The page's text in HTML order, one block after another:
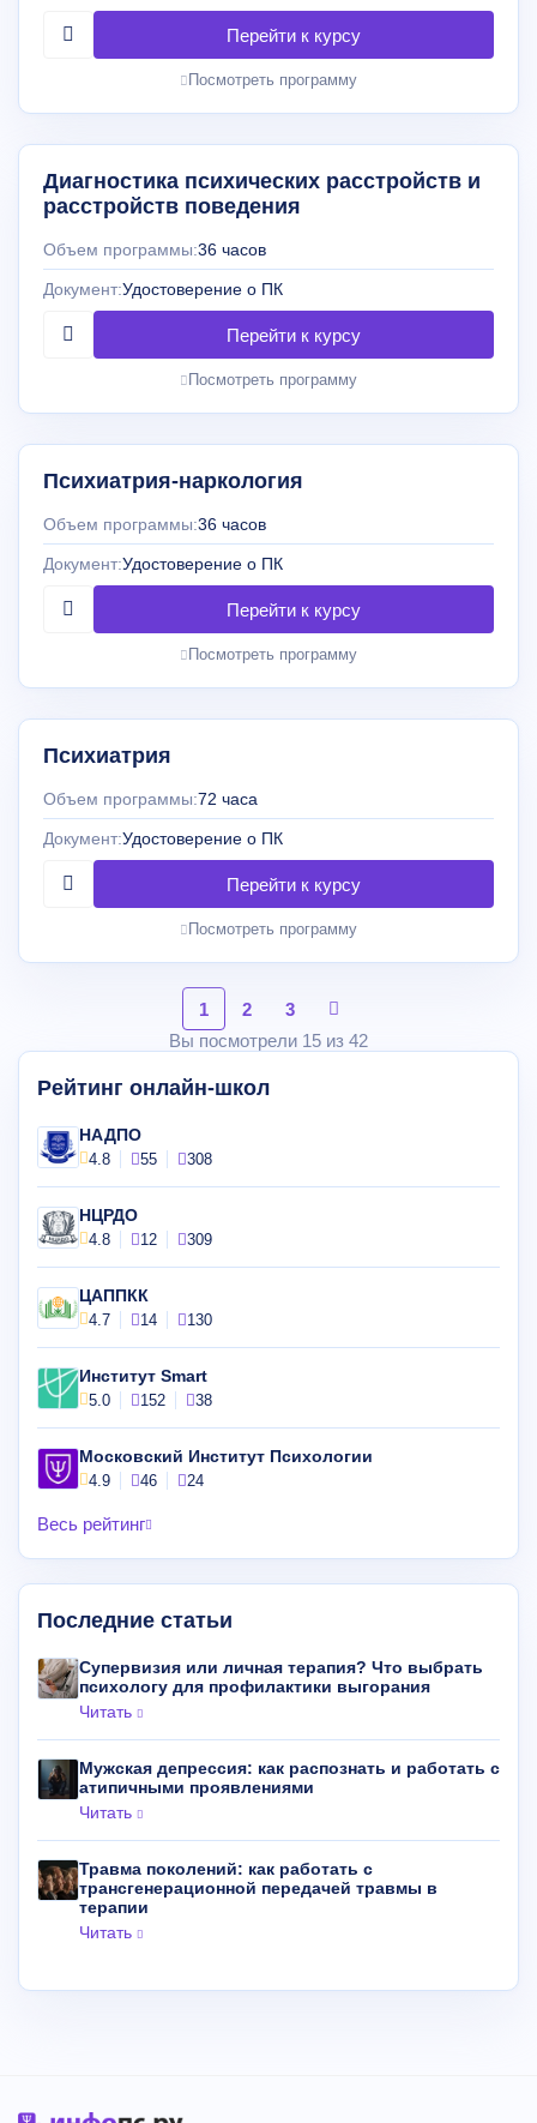
Посмотреть программу
Диагностика психических расстройств и
расстройств поведения
Объем программы:36 часов
Документ:Удостоверение о ПК
Посмотреть программу
Психиатрия-наркология
Объем программы:36 часов
Документ:Удостоверение о ПК
Посмотреть программу
Психиатрия
Объем программы:72 часа
Документ:Удостоверение о ПК
Посмотреть программу
Вы посмотрели 15 из 42
1 2 3
Рейтинг онлайн-школ
НАДПО
4.8 55 308
НЦРДО
4.8 12 309
ЦАППКК
4.7 14 130
Институт Smart
5.0 152 38
Московский Институт Психологии
4.9 46 24
Весь рейтинг
Последние статьи
Супервизия или личная терапия? Что выбрать
психологу для профилактики выгорания
Читать
Мужская депрессия: как распознать и работать с
атипичными проявлениями
Читать
Травма поколений: как работать с
трансгенерационной передачей травмы в
терапии
Читать